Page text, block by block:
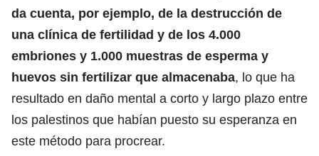
da cuenta, por ejemplo, de la destrucción de
una clínica de fertilidad y de los 4.000
embriones y 1.000 muestras de esperma y
huevos sin fertilizar que almacenaba, lo que ha
resultado en daño mental a corto y largo plazo entre
los palestinos que habían puesto su esperanza en
este método para procrear.